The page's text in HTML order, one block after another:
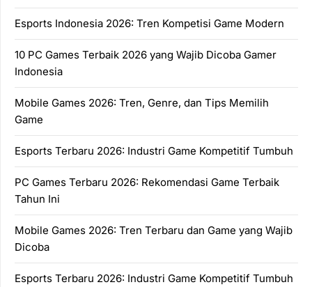
Esports Indonesia 2026: Tren Kompetisi Game Modern
10 PC Games Terbaik 2026 yang Wajib Dicoba Gamer
Indonesia
Mobile Games 2026: Tren, Genre, dan Tips Memilih
Game
Esports Terbaru 2026: Industri Game Kompetitif Tumbuh
PC Games Terbaru 2026: Rekomendasi Game Terbaik
Tahun Ini
Mobile Games 2026: Tren Terbaru dan Game yang Wajib
Dicoba
Esports Terbaru 2026: Industri Game Kompetitif Tumbuh